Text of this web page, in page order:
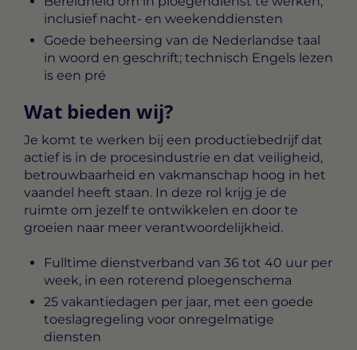
inclusief nacht- en weekenddiensten
Goede beheersing van de Nederlandse taal
in woord en geschrift; technisch Engels lezen
is een pré
Wat bieden wij?
Je komt te werken bij een productiebedrijf dat
actief is in de procesindustrie en dat veiligheid,
betrouwbaarheid en vakmanschap hoog in het
vaandel heeft staan. In deze rol krijg je de
ruimte om jezelf te ontwikkelen en door te
groeien naar meer verantwoordelijkheid.
Fulltime dienstverband van 36 tot 40 uur per
week, in een roterend ploegenschema
25 vakantiedagen per jaar, met een goede
toeslagregeling voor onregelmatige
diensten